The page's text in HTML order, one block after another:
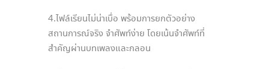
4.ไฟล์เรียนไม่น่าเบื่อ พร้อมการยกตัวอย่าง
สถานการณ์จริง จำศัพท์ง่าย โดยเน้นจำศัพท์ที่
สำคัญผ่านบทเพลงและกลอน